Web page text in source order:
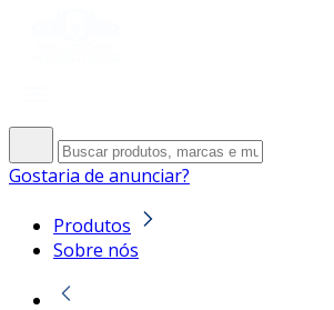
Gostaria de anunciar?
Produtos
Sobre nós